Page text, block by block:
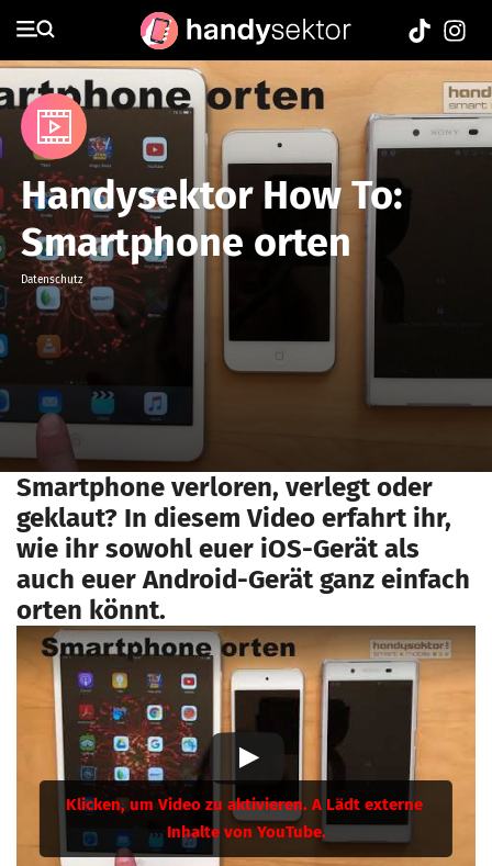
Media
Handysektor How To:
Smartphone orten
Datenschutz
Smartphone verloren, verlegt oder
geklaut? In diesem Video erfahrt ihr,
wie ihr sowohl euer iOS-Gerät als
auch euer Android-Gerät ganz einfach
orten könnt.